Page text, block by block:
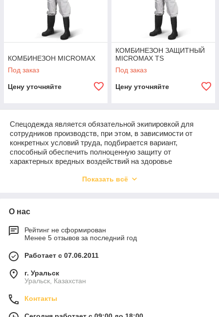
КОМБИНЕЗОН MICROMAX
Под заказ
Цену уточняйте
КОМБИНЕЗОН ЗАЩИТНЫЙ
MICROMAX TS
Под заказ
Цену уточняйте
Спецодежда является обязательной экипировкой для
сотрудников производств, при этом, в зависимости от
конкретных условий труда, подбирается вариант,
способный обеспечить полноценную защиту от
характерных вредных воздействий на здоровье
регламентируется постановлениями профильного
Комбинезоны Lakeland
Торговая марка Lakeland– это профессиональная серия
спецодежды, предназначенной для использования в
предприятий, возможности которой позволяют ограждать
сотрудника от тяжёлых и опасных условий труда. Каждая
серия протестирована и полностью отвечает мировым
стандартам качества, что говорит, об исключительных
Среди коллекции экипировочных изделий Lakelandособую
позицию занимают средства лёгкой защиты,
Показать всё
О нас
Рейтинг не сформирован
Менее 5 отзывов за последний год
Работает с 07.06.2011
г. Уральск
Уральск, Казахстан
Контакты